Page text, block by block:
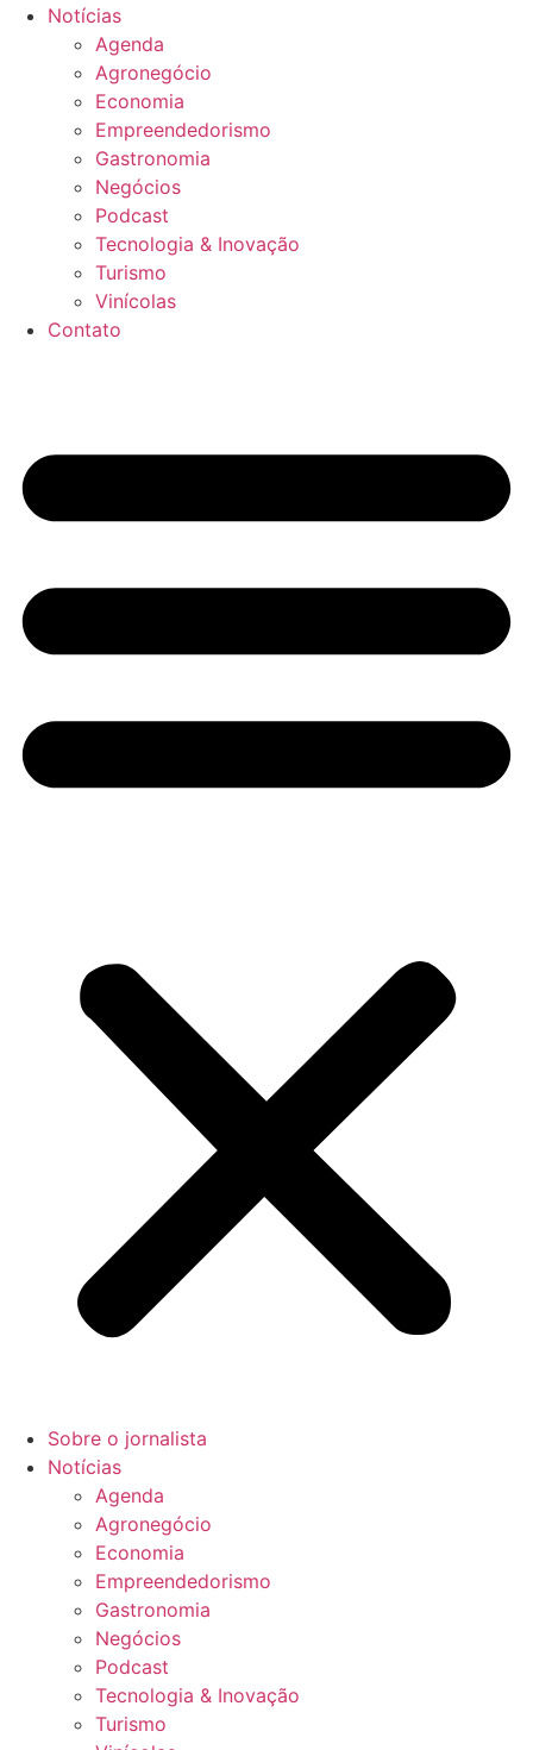
Notícias
Agenda
Agronegócio
Economia
Empreendedorismo
Gastronomia
Negócios
Podcast
Tecnologia & Inovação
Turismo
Vinícolas
Contato
Sobre o jornalista
Notícias
Agenda
Agronegócio
Economia
Empreendedorismo
Gastronomia
Negócios
Podcast
Tecnologia & Inovação
Turismo